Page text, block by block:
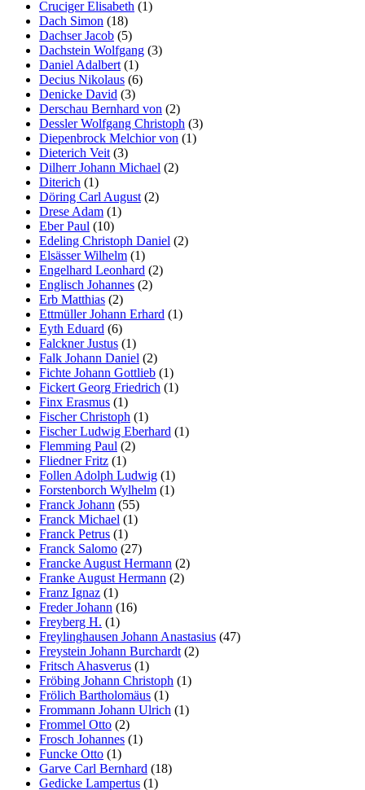
Cruciger Elisabeth (1)
Dach Simon (18)
Dachser Jacob (5)
Dachstein Wolfgang (3)
Daniel Adalbert(1)
Decius Nikolaus (6)
Denicke David (3)
Derschau Bernhard von (2)
Dessler Wolfgang Christoph (3)
Diepenbrock Melchior von (1)
Dieterich Veit(3)
Dilherr Johann Michael (2)
Diterich (1)
Döring Carl August(2)
Drese Adam (1)
Eber Paul (10)
Edeling Christoph Daniel (2)
Elsässer Wilhelm (1)
Engelhard Leonhard (2)
Englisch Johannes (2)
Erb Matthias (2)
Ettmüller Johann Erhard (1)
Eyth Eduard (6)
Falckner Justus (1)
Falk Johann Daniel (2)
Fichte Johann Gottlieb (1)
Fickert Georg Friedrich (1)
Finx Erasmus (1)
Fischer Christoph (1)
Fischer Ludwig Eberhard (1)
Flemming Paul (2)
Fliedner Fritz (1)
Follen Adolph Ludwig (1)
Forstenborch Wylhelm (1)
Franck Johann (55)
Franck Michael (1)
Franck Petrus (1)
Franck Salomo (27)
Francke August Hermann (2)
Franke August Hermann (2)
Franz Ignaz (1)
Freder Johann (16)
Freyberg H. (1)
Freylinghausen Johann Anastasius (47)
Freystein Johann Burchardt(2)
Fritsch Ahasverus (1)
Fröbing Johann Christoph (1)
Frölich Bartholomäus (1)
Frommann Johann Ulrich (1)
Frommel Otto (2)
Frosch Johannes (1)
Funcke Otto (1)
Garve Carl Bernhard (18)
Gedicke Lampertus (1)